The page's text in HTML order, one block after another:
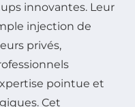
innovantes. Leur
injection de
privés,
pointue et
Cet